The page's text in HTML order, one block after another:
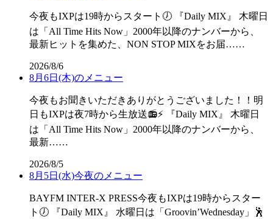
今夜もIXPは19時からスタート🕖 『Daily MIX』 木曜日
は「All Time Hits Now」2000年以降のナンバーから、
最新ヒットを集めた、NON STOP MIXをお届……
2026/8/6
8月6日(木)のメニュー
今夜もお聞きいただきありがとうございました！！明
日もIXPは夜7時から生放送📻⚡ 『Daily MIX』 木曜日
は「All Time Hits Now」2000年以降のナンバーから、
最新……
2026/8/5
8月5日(水)今夜のメニュー
BAYFM INTER-X PRESS今夜もIXPは19時からスター
ト🕖 『Daily MIX』 水曜日は「Groovin’Wednesday」🕺